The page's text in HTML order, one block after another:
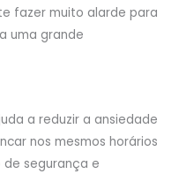
fazer muito alarde para
uma grande
a reduzir a ansiedade
nos mesmos horários
segurança e